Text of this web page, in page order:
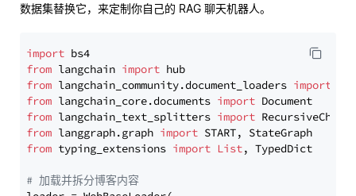
数据集替换它，来定制你自己的 RAG 聊天机器人。
import
from langchain import
from langchain_community.document_loaders import
from langchain_core.documents import
from langchain_text_splitters import
from langgraph.graph import
from typing_extensions import List, TypedDict
# 加载并拆分博客内容